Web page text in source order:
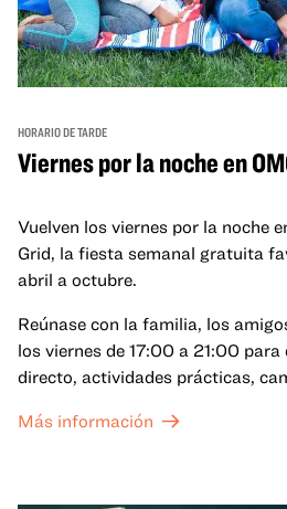
HORARIO DE TARDE
Viernes por la noche en
Vuelven los viernes por la noche
Grid, la fiesta semanal gratuita
abril a octubre.
Reúnase con la familia, los
los viernes de 17:00 a 21:00
directo, actividades prácticas,
exposiciones especiales, con una
Más información